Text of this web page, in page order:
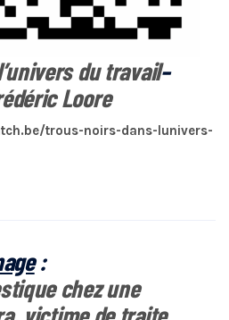
du travail–
Loore
trous-noirs-dans-lunivers-
:
chez une